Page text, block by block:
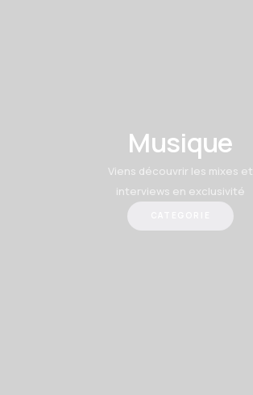
Musique
Viens découvrir les mixes et
interviews en exclusivité